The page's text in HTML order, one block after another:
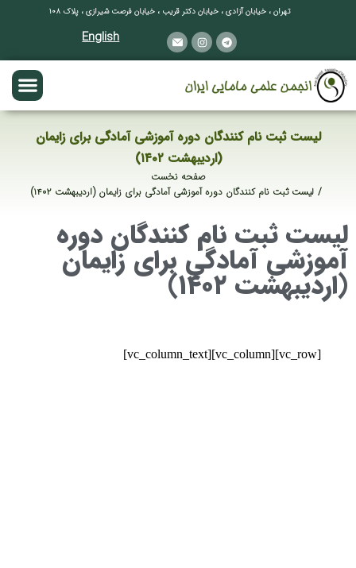
تهران ، خیابان آزادی ، خیابان دکتر قریب ، خیابان فرصت شیرازی ، پلاک ۱۰۸
English
لیست ثبت نام کنندگان دوره آموزشی آمادگی برای زایمان
(اردیبهشت ۱۴۰۲)
صفحه نخست
لیست ثبت نام کنندگان دوره آموزشی آمادگی برای زایمان (اردیبهشت ۱۴۰۲)
لیست ثبت نام کنندگان دوره
آموزشی آمادگی برای زایمان
(اردیبهشت ۱۴۰۲)
[vc_row][vc_column][vc_column_text]